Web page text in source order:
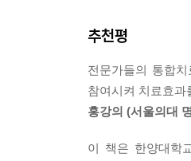
람의 눈치를 살피
듣는데 자신의 말
자의 태도가 아이
--- p.222
발달에 커다란 영향
민수 역시 자폐
전문기관에서 적
효과를 보았습니
씩씩하게 초등학
추천평
전문가들의 통합
참여시켜 치료효과
홍강의 (서울의대
이 책은 한양대학